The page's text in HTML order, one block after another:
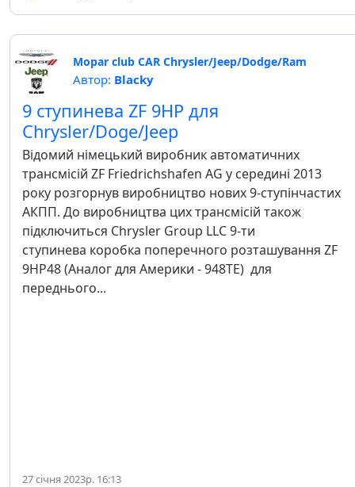
Mopar club CAR Chrysler/Jeep/Dodge/Ram
Автор: Blacky
9 ступинева ZF 9HP для
Chrysler/Doge/Jeep
Відомий німецький виробник автоматичних
трансмісій ZF Friedrichshafen AG у середині 2013
року розгорнув виробництво нових 9-ступінчастих
АКПП. До виробництва цих трансмісій також
підключиться Chrysler Group LLC 9-ти
ступинева коробка поперечного розташування ZF
9HP48 (Аналог для Америки - 948TE) для
переднього...
27 січня 2023р. 16:13